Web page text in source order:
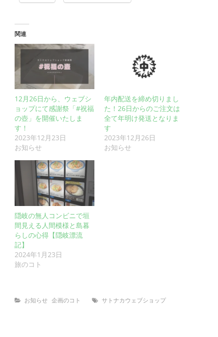
関連
12月26日から、ウェブシ
ョップにて感謝祭「#祝福
の壺」を開催いたしま
す！
2023年12月23日
お知らせ
年内配送を締め切りまし
た！26日からのご注文は
全て年明け発送となりま
す
2023年12月26日
お知らせ
隠岐の無人コンビニで垣
間見える人間模様と島暮
らしの心得【隠岐漂流
記】
2024年1月23日
旅のコト
Categories
お知らせ 企画のコト Tags
サトナカウェブショップ